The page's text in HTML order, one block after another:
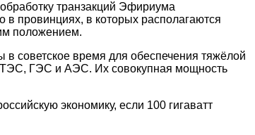
транзакций Эфириума
в провинциях, в которых располагаются
положением.
советское время для обеспечения тяжёлой
ТЭС, ГЭС и АЭС. Их совокупная мощность
экономику, если 100 гигаватт